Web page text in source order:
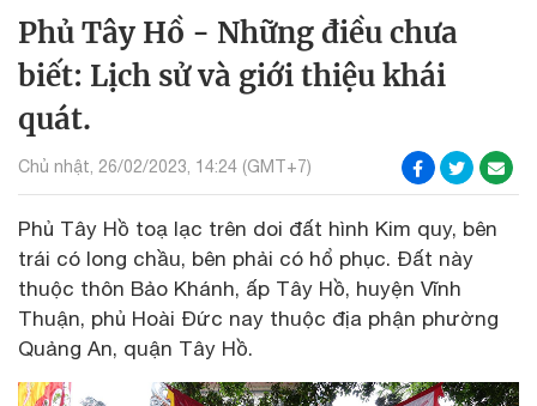
Phủ Tây Hồ - Những điều chưa
biết: Lịch sử và giới thiệu khái
quát.
Chủ nhật, 26/02/2023, 14:24 (GMT+7)
Phủ Tây Hồ toạ lạc trên doi đất hình Kim quy, bên
trái có long chầu, bên phải có hổ phục. Đất này
thuộc thôn Bảo Khánh, ấp Tây Hồ, huyện Vĩnh
Thuận, phủ Hoài Đức nay thuộc địa phận phường
Quảng An, quận Tây Hồ.